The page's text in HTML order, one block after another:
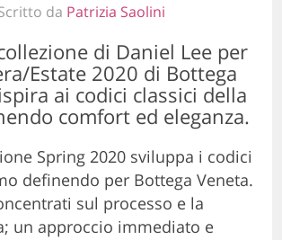
da Patrizia Saolini
di Daniel Lee per
Estate 2020 di Bottega
ai codici classici della
comfort ed eleganza.
Spring 2020 sviluppa i codici
definendo per Bottega Veneta.
sul processo e la
un approccio immediato e